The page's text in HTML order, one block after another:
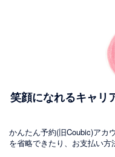
笑顔になれるキャリ
かんたん予約(旧Coubic)アカ
を省略できたり、お支払い方